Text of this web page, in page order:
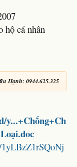
hộ cá nhân
Hạnh: 0944.625.325
y...+Chống+Ch